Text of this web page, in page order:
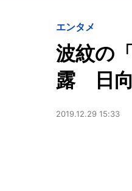
エンタメ
波紋の
露 日向
2019.12.29 15:33